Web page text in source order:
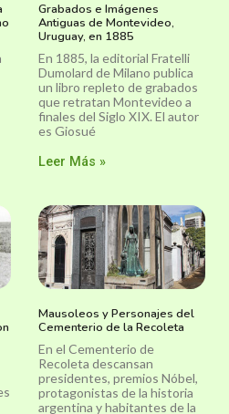
Grabados e Imágenes
Antiguas de Montevideo,
Uruguay, en 1885
En 1885, la editorial Fratelli
Dumolard de Milano publica
un libro repleto de grabados
que retratan Montevideo a
finales del Siglo XIX. El autor
es Giosué
Leer Más »
Mausoleos y Personajes del
Cementerio de la Recoleta
En el Cementerio de
Recoleta descansan
presidentes, premios Nóbel,
protagonistas de la historia
argentina y habitantes de la